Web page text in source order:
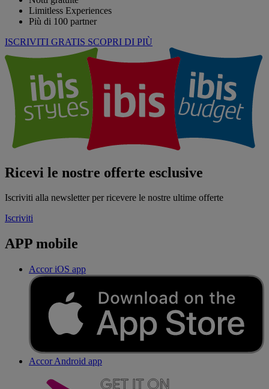
Limitless Experiences
Più di 100 partner
ISCRIVITI GRATIS SCOPRI DI PIÙ
Ricevi le nostre offerte esclusive
Iscriviti alla newsletter per ricevere le nostre ultime offerte
Iscriviti
APP mobile
Accor iOS app
Accor Android app